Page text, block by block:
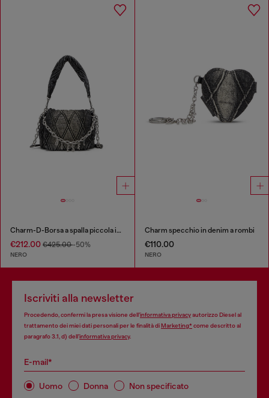
Charm-D-Borsa a spalla piccola in denim trapuntato e trattato
€212.00 €425.00-50%
NERO
Charm specchio in denim a rombi
€110.00
NERO
Iscriviti alla newsletter
Procedendo, confermi la presa visione dell’informativa privacyautorizzo Diesel al
trattamento dei miei dati personali per le finalità diMarketing*come descritto al
paragrafo 3.1, d) dell’informativa privacy.
E-mail*
Uomo Donna Non specificato